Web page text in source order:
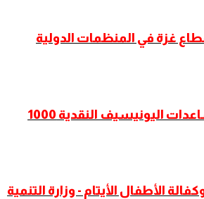
غزة في المنظمات الدولية
4.التسجيل في مساعدات اليونيسيف النقدية 1000
الأطفال الأيتام - وزارة التنمية